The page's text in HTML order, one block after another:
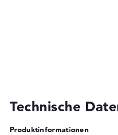
Technische
Produktinformationen